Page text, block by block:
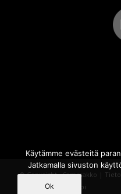
© Copyright - Sammakko |
Powered by
iQWebbi
Käytämme evästeitä
Jatkamalla sivuston
Ok